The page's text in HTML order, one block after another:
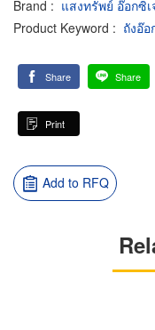
Brand : แสงทรัพย์ อ๊อกซิ
Product Keyword : ถังอ๊
Share Share
Print
Add to RFQ